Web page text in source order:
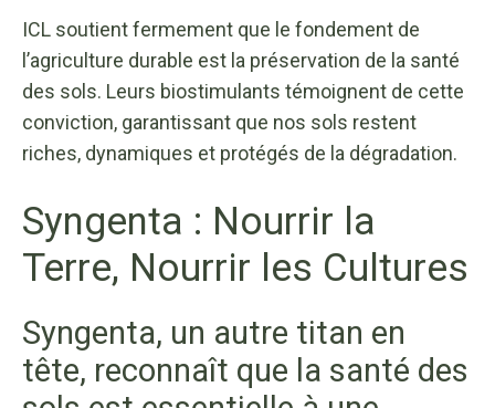
ICL soutient fermement que le fondement de
l’agriculture durable est la préservation de la santé
des sols. Leurs biostimulants témoignent de cette
conviction, garantissant que nos sols restent
riches, dynamiques et protégés de la dégradation.
Syngenta : Nourrir la
Terre, Nourrir les Cultures
Syngenta, un autre titan en
tête, reconnaît que la santé des